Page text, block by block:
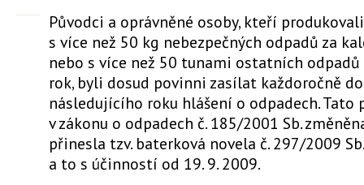
Původci a oprávněné osoby, kteří
s více než 50 kg nebezpečných odpadů za
nebo s více než 50 tunami ostatních
rok, byli dosud povinni zasílat každoročně
následujícího roku hlášení o odpadech. Tato
v zákonu o odpadech č. 185/2001 Sb.
přinesla tzv. baterková novela č. 297/2009
a to s účinností od 19. 9. 2009.